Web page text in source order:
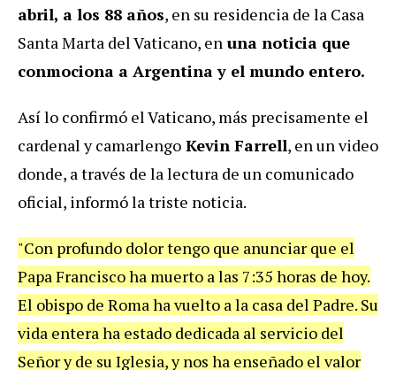
abril, a los 88 años, en su residencia de la Casa
Santa Marta del Vaticano, en una noticia que
conmociona a Argentina y el mundo entero.
Así lo confirmó el Vaticano, más precisamente el
cardenal y camarlengo Kevin Farrell, en un video
donde, a través de la lectura de un comunicado
oficial, informó la triste noticia.
"Con profundo dolor tengo que anunciar que el
Papa Francisco ha muerto a las 7:35 horas de hoy.
El obispo de Roma ha vuelto a la casa del Padre. Su
vida entera ha estado dedicada al servicio del
Señor y de su Iglesia, y nos ha enseñado el valor